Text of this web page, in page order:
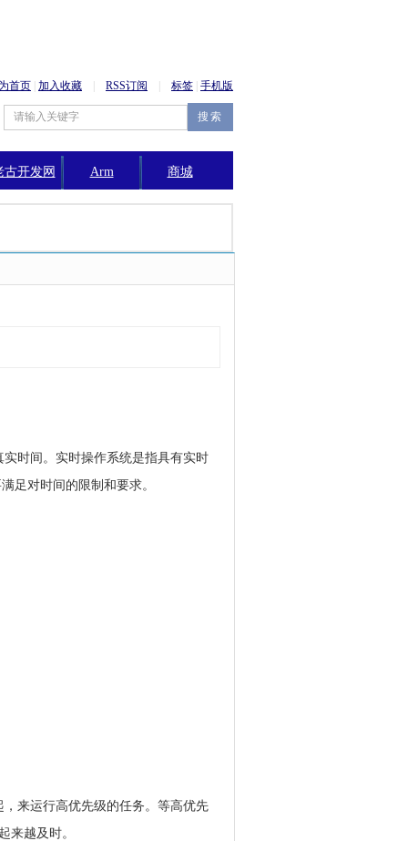
首页 加入收藏 RSS订阅 标签 手机版
古开发网 Arm 商城
实时间。实时操作系统是指具有实时
足对时间的限制和要求。
来运行高优先级的任务。等高优先
来越及时。